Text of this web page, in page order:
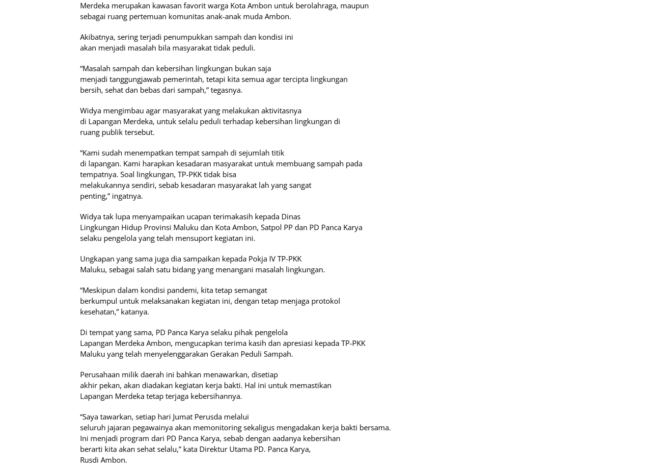
Merdeka merupakan kawasan favorit warga Kota Ambon untuk berolahraga, maupun
sebagai ruang pertemuan komunitas anak-anak muda Ambon.
Akibatnya, sering terjadi penumpukkan sampah dan kondisi ini
akan menjadi masalah bila masyarakat tidak peduli.
“Masalah sampah dan kebersihan lingkungan bukan saja
menjadi tanggungjawab pemerintah, tetapi kita semua agar tercipta lingkungan
bersih, sehat dan bebas dari sampah,” tegasnya.
Widya mengimbau agar masyarakat yang melakukan aktivitasnya
di Lapangan Merdeka, untuk selalu peduli terhadap kebersihan lingkungan di
ruang publik tersebut.
“Kami sudah menempatkan tempat sampah di sejumlah titik
di lapangan. Kami harapkan kesadaran masyarakat untuk membuang sampah pada
tempatnya. Soal lingkungan, TP-PKK tidak bisa
melakukannya sendiri, sebab kesadaran masyarakat lah yang sangat
penting,” ingatnya.
Widya tak lupa menyampaikan ucapan terimakasih kepada Dinas
Lingkungan Hidup Provinsi Maluku dan Kota Ambon, Satpol PP dan PD Panca Karya
selaku pengelola yang telah mensuport kegiatan ini.
Ungkapan yang sama juga dia sampaikan kepada Pokja IV TP-PKK
Maluku, sebagai salah satu bidang yang menangani masalah lingkungan.
“Meskipun dalam kondisi pandemi, kita tetap semangat
berkumpul untuk melaksanakan kegiatan ini, dengan tetap menjaga protokol
kesehatan,” katanya.
Di tempat yang sama, PD Panca Karya selaku pihak pengelola
Lapangan Merdeka Ambon, mengucapkan terima kasih dan apresiasi kepada TP-PKK
Maluku yang telah menyelenggarakan Gerakan Peduli Sampah.
Perusahaan milik daerah ini bahkan menawarkan, disetiap
akhir pekan, akan diadakan kegiatan kerja bakti. Hal ini untuk memastikan
Lapangan Merdeka tetap terjaga kebersihannya.
“Saya tawarkan, setiap hari Jumat Perusda melalui
seluruh jajaran pegawainya akan memonitoring sekaligus mengadakan kerja bakti bersama.
Ini menjadi program dari PD Panca Karya, sebab dengan aadanya kebersihan
berarti kita akan sehat selalu,” kata Direktur Utama PD. Panca Karya,
Rusdi Ambon.